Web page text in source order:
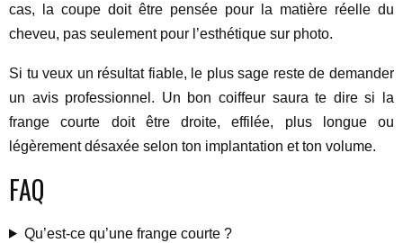
cas, la coupe doit être pensée pour la matière réelle du
cheveu, pas seulement pour l’esthétique sur photo.
Si tu veux un résultat fiable, le plus sage reste de demander
un avis professionnel. Un bon coiffeur saura te dire si la
frange courte doit être droite, effilée, plus longue ou
légèrement désaxée selon ton implantation et ton volume.
FAQ
Qu’est-ce qu’une frange courte ?